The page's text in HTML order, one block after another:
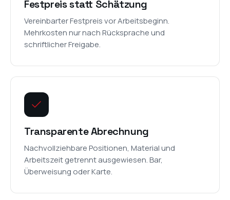
Festpreis statt Schätzung
Vereinbarter Festpreis vor Arbeitsbeginn.
Mehrkosten nur nach Rücksprache und
schriftlicher Freigabe.
Transparente Abrechnung
Nachvollziehbare Positionen, Material und
Arbeitszeit getrennt ausgewiesen. Bar,
Überweisung oder Karte.